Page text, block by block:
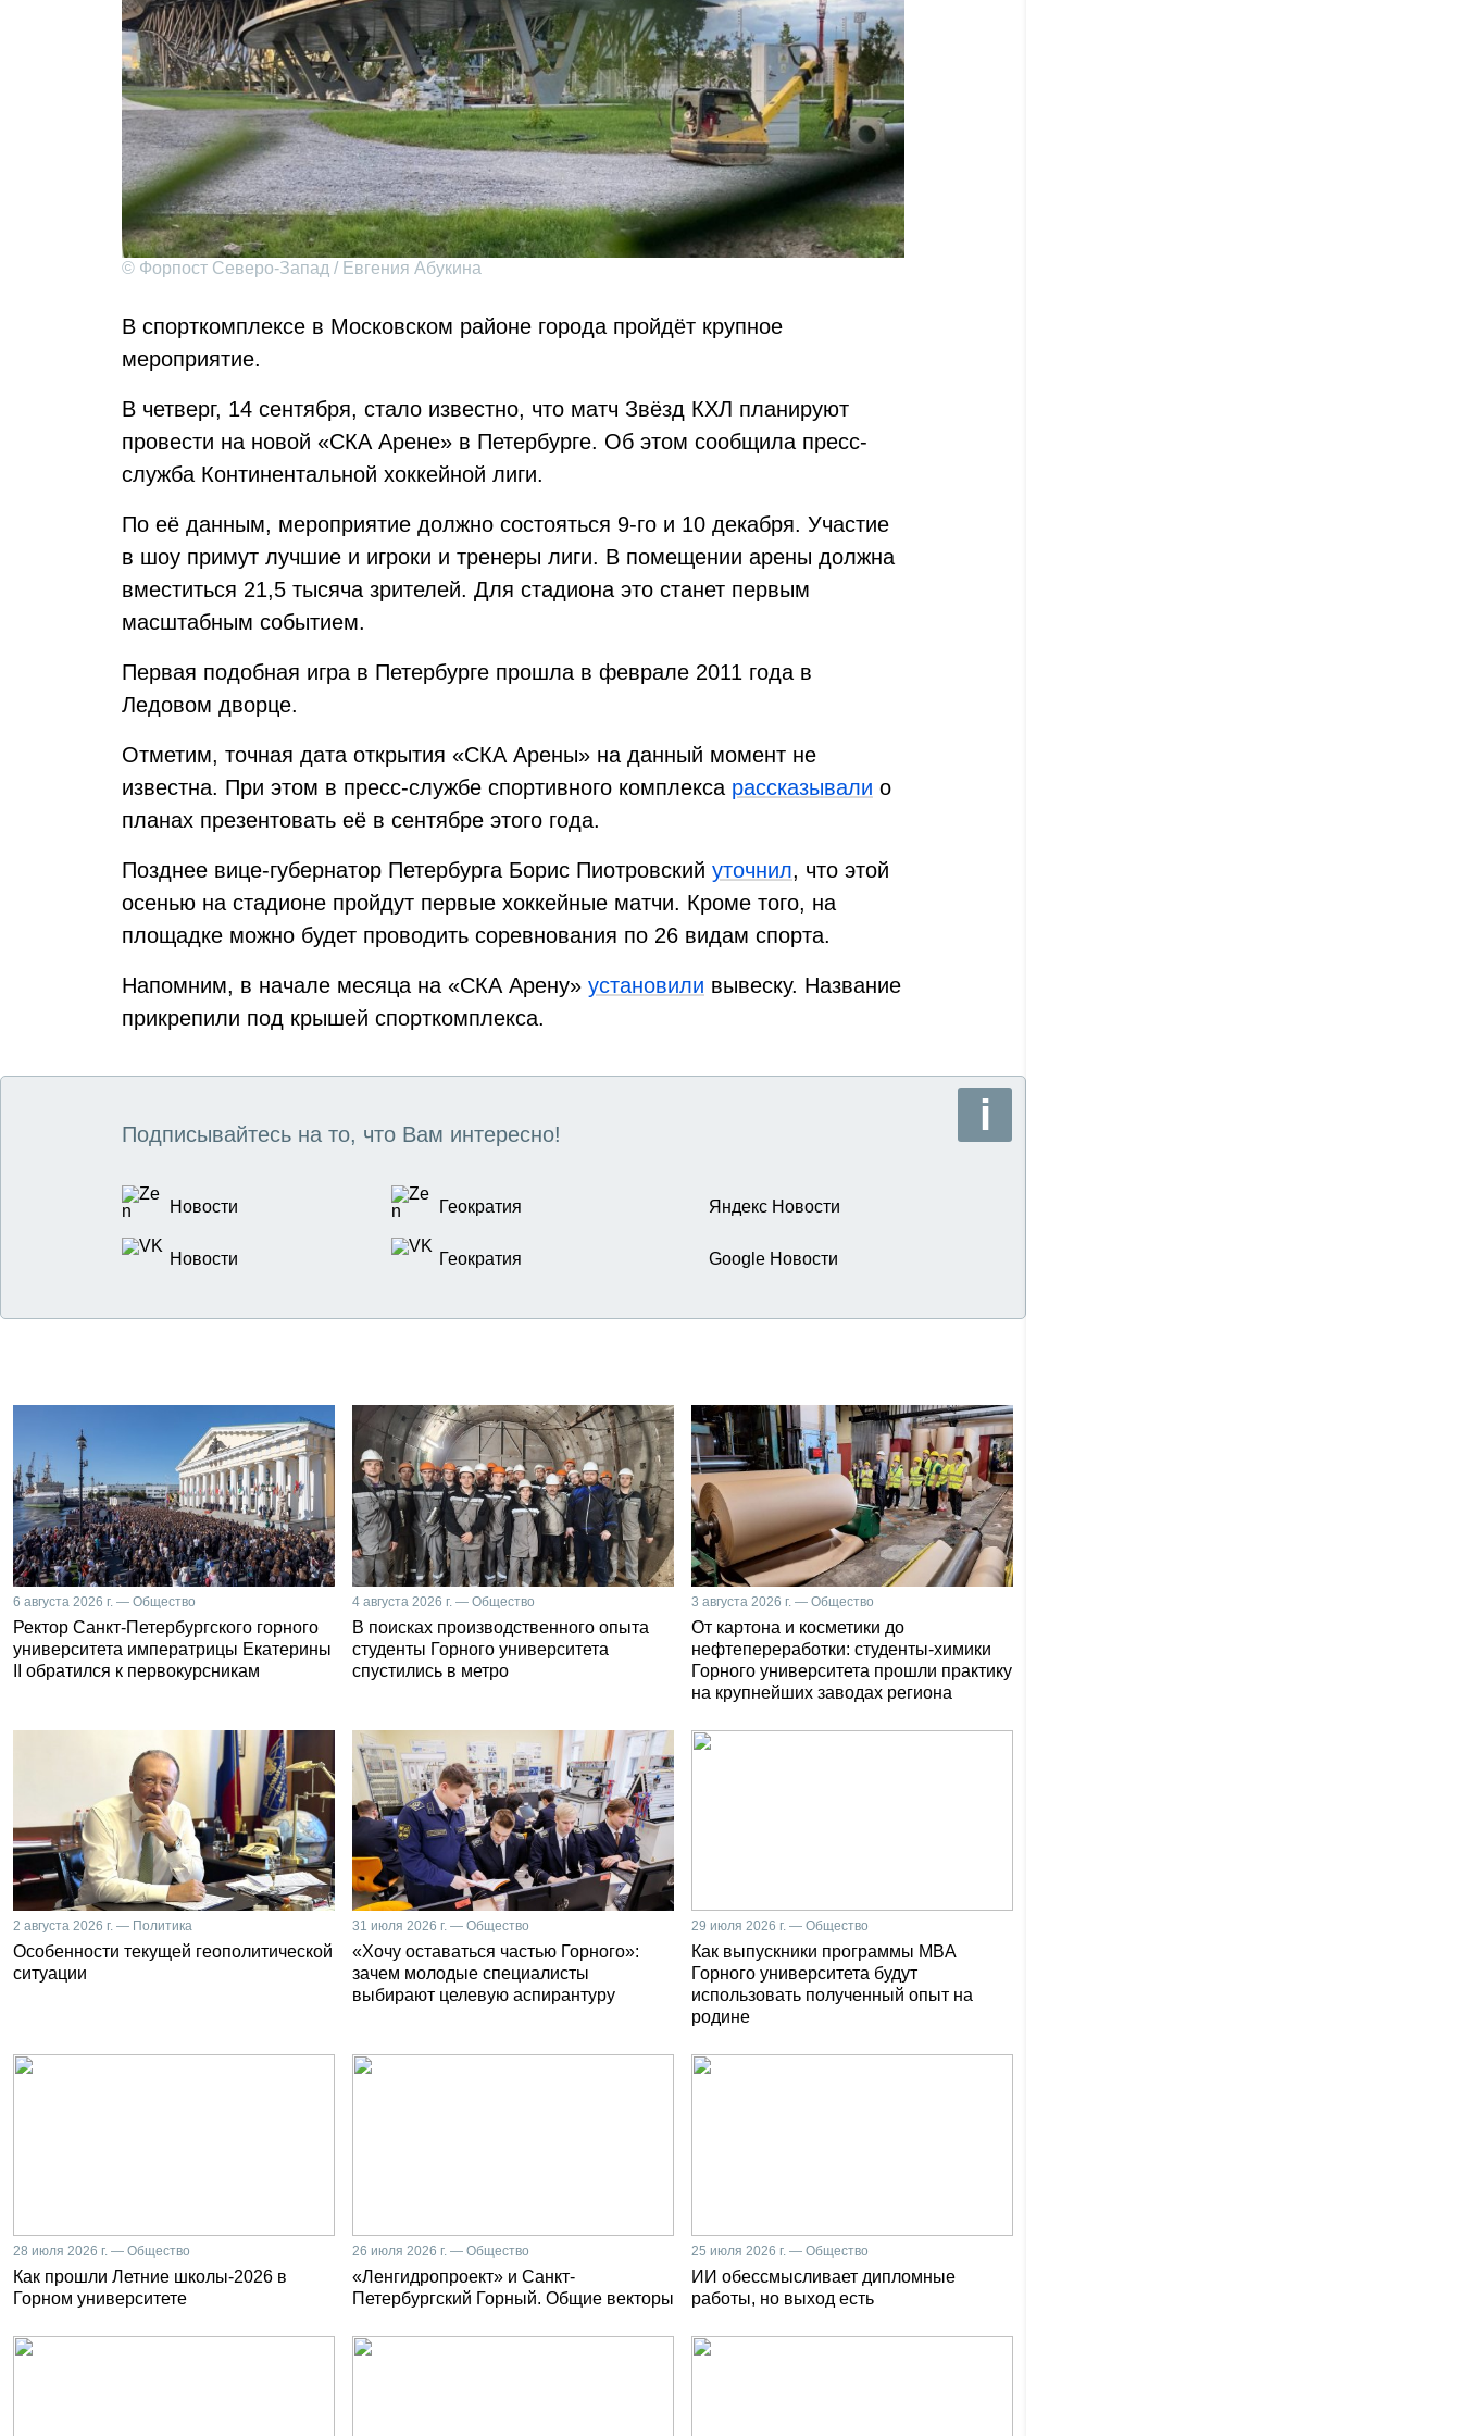
© Форпост Северо-Запад / Евгения Абукина
В спорткомплексе в Московском районе города пройдёт крупное
мероприятие.
В четверг, 14 сентября, стало известно, что матч Звёзд КХЛ планируют
провести на новой «СКА Арене» в Петербурге. Об этом сообщила пресс-
служба Континентальной хоккейной лиги.
По её данным, мероприятие должно состояться 9-го и 10 декабря. Участие
в шоу примут лучшие и игроки и тренеры лиги. В помещении арены должна
вместиться 21,5 тысяча зрителей. Для стадиона это станет первым
масштабным событием.
Первая подобная игра в Петербурге прошла в феврале 2011 года в
Ледовом дворце.
Отметим, точная дата открытия «СКА Арены» на данный момент не
известна. При этом в пресс-службе спортивного комплекса рассказывали о
планах презентовать её в сентябре этого года.
Позднее вице-губернатор Петербурга Борис Пиотровский уточнил, что этой
осенью на стадионе пройдут первые хоккейные матчи. Кроме того, на
площадке можно будет проводить соревнования по 26 видам спорта.
Напомним, в начале месяца на «СКА Арену» установили вывеску. Название
прикрепили под крышей спорткомплекса.
Подписывайтесь на то, что Вам интересно!
Новости Геократия Яндекс Новости
Новости Геократия Google Новости
6 августа 2026 г. — Общество
Ректор Санкт-Петербургского горного
университета императрицы Екатерины
II обратился к первокурсникам
4 августа 2026 г. — Общество
В поисках производственного опыта
студенты Горного университета
спустились в метро
3 августа 2026 г. — Общество
От картона и косметики до
нефтепереработки: студенты-химики
Горного университета прошли практику
на крупнейших заводах региона
2 августа 2026 г. — Политика
Особенности текущей геополитической
ситуации
31 июля 2026 г. — Общество
«Хочу оставаться частью Горного»:
зачем молодые специалисты
выбирают целевую аспирантуру
29 июля 2026 г. — Общество
Как выпускники программы MBA
Горного университета будут
использовать полученный опыт на
родине
28 июля 2026 г. — Общество
Как прошли Летние школы-2026 в
Горном университете
26 июля 2026 г. — Общество
«Ленгидропроект» и Санкт-
Петербургский Горный. Общие векторы
25 июля 2026 г. — Общество
ИИ обессмысливает дипломные
работы, но выход есть